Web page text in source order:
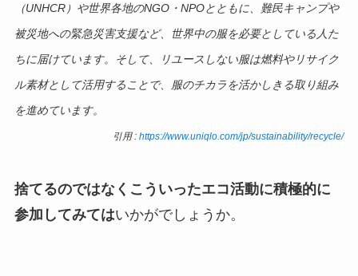
（UNHCR）や世界各地のNGO・NPOとともに、難民キャンプや
被災地への緊急災害支援など、世界中の服を必要としている人た
ちに届けています。そして、リユースしない服は燃料やリサイク
ル素材として活用することで、服のチカラを活かしきる取り組み
を進めています。
引用 :https://www.uniqlo.com/jp/sustainability/recycle/
捨てるのではなくこういったエコ活動に積極的に
参加してみてはいかがでしょうか。